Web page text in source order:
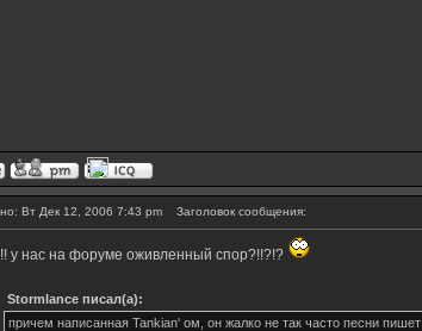
Вт Дек 12, 2006 7:43 pm Заголовок сообщения:
у нас на форуме оживленный спор?!!?!?
Stormlance писал(а):
причем написанная Tankian' ом, он жалко не так часто песни пишет